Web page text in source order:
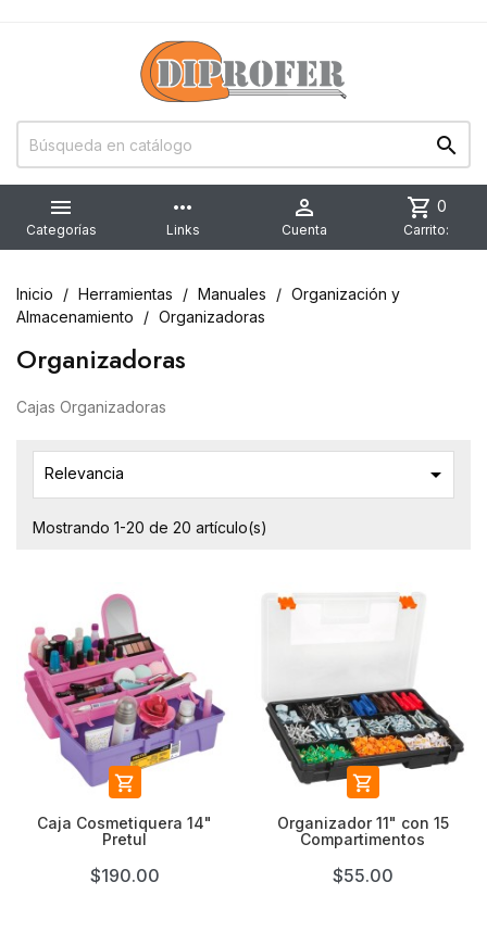


Categorías
more_horiz
Links

Cuenta
shopping_cart 0
Carrito:
Inicio Herramientas Manuales
Organización y
Almacenamiento
Organizadoras
Organizadoras
Cajas Organizadoras
Relevancia 
Mostrando 1-20 de 20 artículo(s)

Caja Cosmetiquera 14"
Pretul
$190.00

Organizador 11" con 15
Compartimentos
$55.00